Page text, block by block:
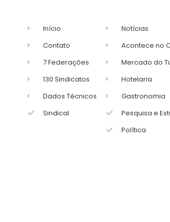
Início
Contato
7 Federações
130 Sindicatos
Dados Técnicos
Sindical
Notícias
Acontece no
Mercado do
Hotelaria
Gastronomia
Pesquisa e
Política